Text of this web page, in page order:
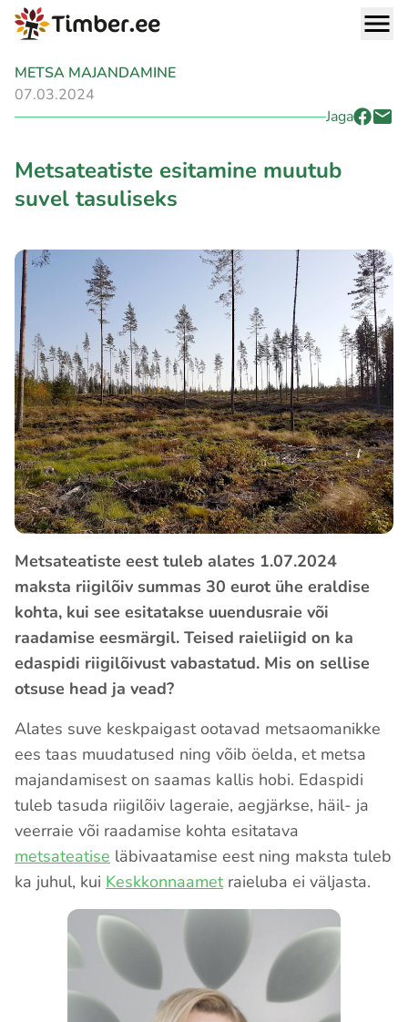
METSA MAJANDAMINE
07.03.2024
Jaga
Metsateatiste esitamine muutub
suvel tasuliseks
Metsateatiste eest tuleb alates 1.07.2024
maksta riigilõiv summas 30 eurot ühe eraldise
kohta, kui see esitatakse uuendusraie või
raadamise eesmärgil. Teised raieliigid on ka
edaspidi riigilõivust vabastatud. Mis on sellise
otsuse head ja vead?
Alates suve keskpaigast ootavad metsaomanikke
ees taas muudatused ning võib öelda, et metsa
majandamisest on saamas kallis hobi. Edaspidi
tuleb tasuda riigilõiv lageraie, aegjärkse, häil- ja
veerraie või raadamise kohta esitatava
metsateatise läbivaatamise eest ning maksta tuleb
ka juhul, kui Keskkonnaametraieluba ei väljasta.